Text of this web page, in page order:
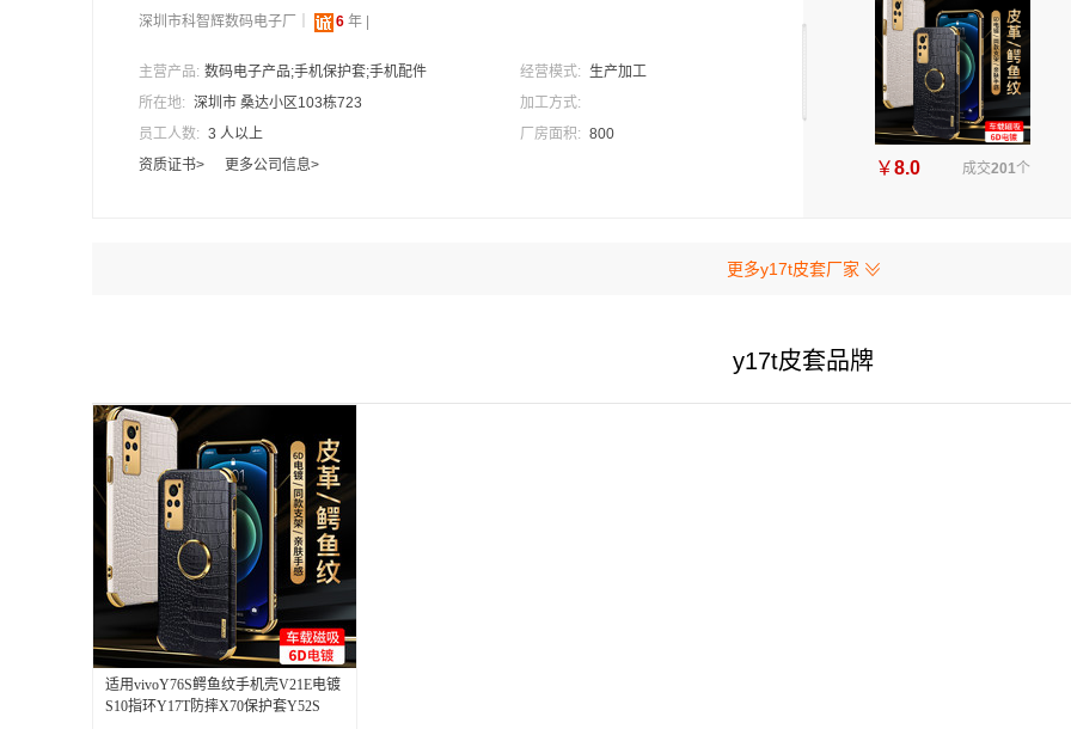
深圳市科智辉数码电子厂｜ 6 年 |
主营产品: 数码电子产品;手机保护套;手机配件
所在地: 深圳市 桑达小区103栋723
员工人数: 3 人以上
资质证书>
更多公司信息>
经营模式:
生产加工
加工方式:
厂房面积: 800
￥8.0 成交201个
更多y17t皮套厂家
y17t皮套品牌
适用vivoY76S鳄鱼纹手机壳V21E电镀
S10指环Y17T防摔X70保护套Y52S